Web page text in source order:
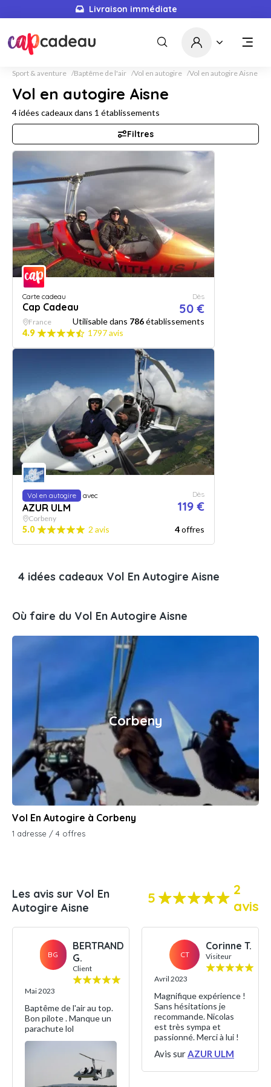
Livraison immédiate
Sport & aventure Baptême de l'air Vol en autogire Vol en autogire Aisne
Vol en autogire Aisne
4idées cadeaux dans 1 établissements
Filtres
Carte cadeau
Cap Cadeau
Dès
50 €
France Utilisable dans 786établissements
4.9
1797 avis
Vol en autogire avec
AZUR ULM
Dès
119 €
Corbeny
5.0 2 avis 4offres
4 idées cadeaux Vol En Autogire Aisne
Où faire du Vol En Autogire Aisne
Corbeny
Vol En Autogire à Corbeny
1 adresse / 4 offres
Les avis sur Vol En
Autogire Aisne
5
2
avis
BG
BERTRAND
G.
Client
Mai 2023
Baptême de l'air au top.
Bon pilote . Manque un
parachute lol
CT
Corinne T.
Visiteur
Avril 2023
Magnifique expérience !
Sans hésitations je
recommande. Nicolas
est très sympa et
passionné. Merci à lui !
Avis surAZUR ULM